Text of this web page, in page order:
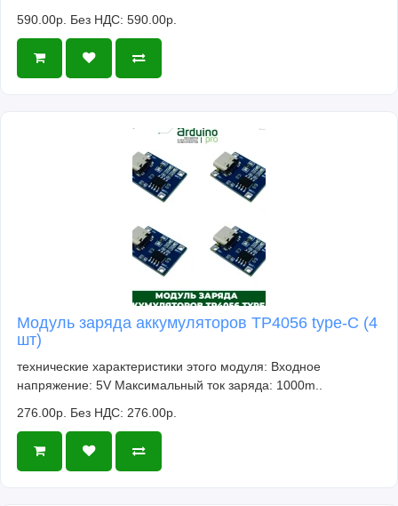
590.00р. Без НДС: 590.00р.
Модуль заряда аккумуляторов TP4056 type-C (4
шт)
технические характеристики этого модуля: Входное
напряжение: 5V Максимальный ток заряда: 1000m..
276.00р. Без НДС: 276.00р.